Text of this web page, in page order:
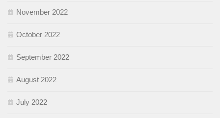
November 2022
October 2022
September 2022
August 2022
July 2022